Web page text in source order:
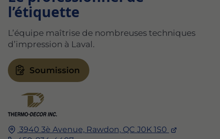
3940 3è Avenue, Rawdon, QCJ0K 1S0
l’étiquette
L’équipe maîtrise de nombreuses techniques
d’impression à Laval.
Soumission